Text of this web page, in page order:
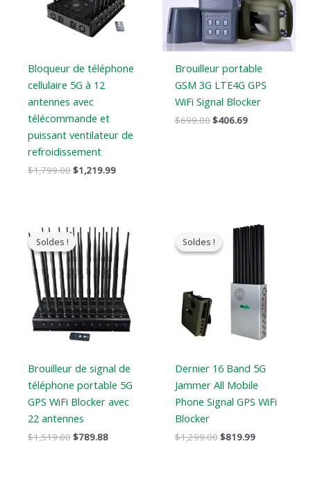
Bloqueur de téléphone
cellulaire 5G à 12
antennes avec
télécommande et
puissant ventilateur de
refroidissement
$1,799.00$1,219.99
Brouilleur portable
GSM 3G LTE4G GPS
WiFi Signal Blocker
$699.00$406.69
Soldes !
Soldes !
Brouilleur de signal de
téléphone portable 5G
GPS WiFi Blocker avec
22 antennes
$1,519.00
prix
original
était
:
$1,519.00.
$789.88
prix
actuel
est
:
$789.88.
Soldes !
Soldes !
Dernier 16 Band 5G
Jammer All Mobile
Phone Signal GPS WiFi
Blocker
$1,299.00
original
$1,299.00.
$819.99
Le
$819.99.